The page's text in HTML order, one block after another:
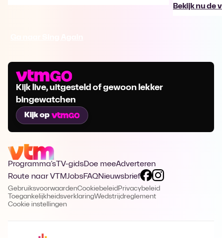
Bekijk nu de
Kijk live, uitgesteld of gewoon lekker
bingewatchen
Kijk op
Programma's TV-gidsDoe meeAdverteren
Route naar VTMJobsFAQNieuwsbrief
GebruiksvoorwaardenCookiebeleid Privacybeleid
ToegankelijkheidsverklaringWedstrijdreglement
Cookie instellingen